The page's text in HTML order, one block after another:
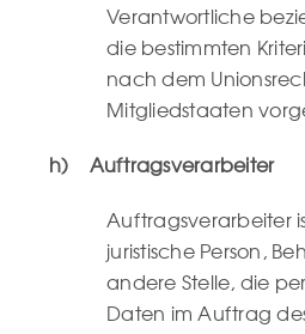
Verantwortliche
die bestimmten
nach dem
Mitgliedstaaten
h) Auftragsverarbeiter
Auftragsverarbeiter
juristische Person,
andere Stelle, die
Daten im Auftrag